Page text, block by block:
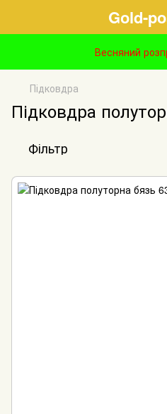
Gold-
Весняний
Підковдра
Підковдра
Фільтр